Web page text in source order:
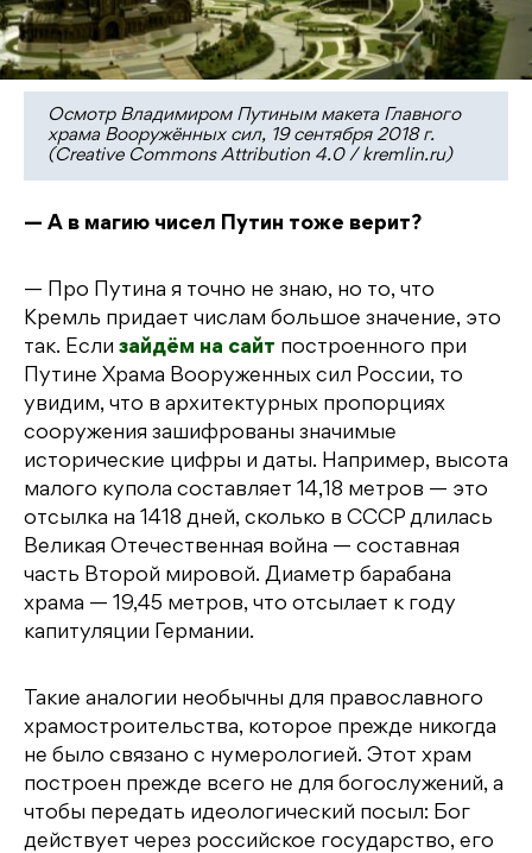
Осмотр Владимиром Путиным макета Главного
храма Вооружённых сил, 19 сентября 2018 г.
(Creative Commons Attribution 4.0 / kremlin.ru)
— А в магию чисел Путин тоже верит?
— Про Путина я точно не знаю, но то, что
Кремль придает числам большое значение, это
так. Если зайдём на сайт построенного при
Путине Храма Вооруженных сил России, то
увидим, что в архитектурных пропорциях
сооружения зашифрованы значимые
исторические цифры и даты. Например, высота
малого купола составляет 14,18 метров — это
отсылка на 1418 дней, сколько в СССР длилась
Великая Отечественная война — составная
часть Второй мировой. Диаметр барабана
храма — 19,45 метров, что отсылает к году
капитуляции Германии.
Такие аналогии необычны для православного
храмостроительства, которое прежде никогда
не было связано с нумерологией. Этот храм
построен прежде всего не для богослужений, а
чтобы передать идеологический посыл: Бог
действует через российское государство, его